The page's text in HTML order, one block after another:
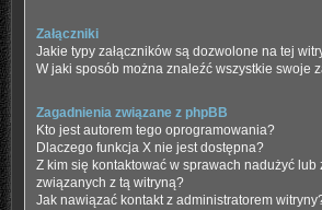
Załączniki
Jakie typy załączników są dozwolone na tej
W jaki sposób można znaleźć wszystkie swoje
Zagadnienia związane z phpBB
Kto jest autorem tego oprogramowania?
Dlaczego funkcja X nie jest dostępna?
Z kim się kontaktować w sprawach nadużyć
związanych z tą witryną?
Jak nawiązać kontakt z administratorem